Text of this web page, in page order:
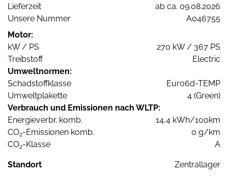
Lieferzeit
ab ca. 09.08.2026
Unsere Nummer
A046755
Motor:
kW / PS
270 kW / 367 PS
Treibstoff
Electric
Umweltnormen:
Schadstoffklasse
Euro6d-TEMP
Umweltplakette
4 (Green)
Verbrauch und Emissionen nach WLTP:
Energieverbr. komb.
14,4 kWh/100km
CO2-Emissionen komb.
0 g/km
CO2-Klasse A
Standort Zentrallager